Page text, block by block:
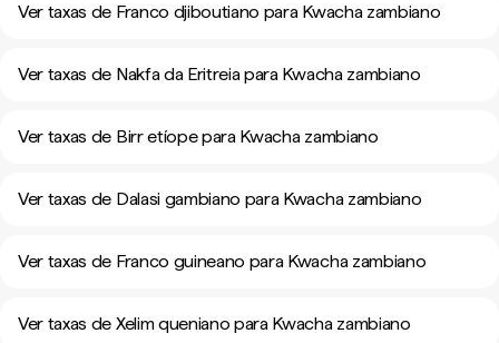
Ver taxas de Franco djiboutiano para Kwacha zambiano
Ver taxas de Nakfa da Eritreia para Kwacha zambiano
Ver taxas de Birr etíope para Kwacha zambiano
Ver taxas de Dalasi gambiano para Kwacha zambiano
Ver taxas de Franco guineano para Kwacha zambiano
Ver taxas de Xelim queniano para Kwacha zambiano